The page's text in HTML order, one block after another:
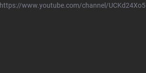
https://www.youtube.com/channel/